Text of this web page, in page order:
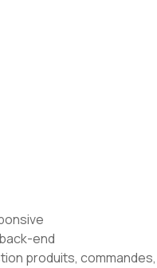
end
produits, commandes,